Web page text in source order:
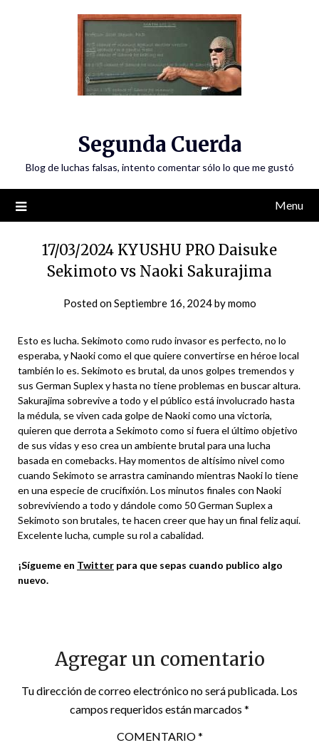
Segunda Cuerda
Blog de luchas falsas, intento comentar sólo lo que me gustó
Menu
17/03/2024 KYUSHU PRO Daisuke
Sekimoto vs Naoki Sakurajima
Posted onSeptiembre 16, 2024bymomo
Esto es lucha. Sekimoto como rudo invasor es perfecto, no lo
esperaba, y Naoki como el que quiere convertirse en héroe local
también lo es. Sekimoto es brutal, da unos golpes tremendos y
sus German Suplex y hasta no tiene problemas en buscar altura.
Sakurajima sobrevive a todo y el público está involucrado hasta
la médula, se viven cada golpe de Naoki como una victoria,
quieren que derrota a Sekimoto como si fuera el último objetivo
de sus vidas y eso crea un ambiente brutal para una lucha
basada en comebacks. Hay momentos de altísimo nivel como
cuando Sekimoto se arrastra caminando mientras Naoki lo tiene
en una especie de crucifixión. Los minutos finales con Naoki
sobreviviendo a todo y dándole como 50 German Suplex a
Sekimoto son brutales, te hacen creer que hay un final feliz aquí.
Excelente lucha, cumple su rol a cabalidad.
¡Sígueme en Twitter para que sepas cuando publico algo
nuevo.
Agregar un comentario
Tu dirección de correo electrónico no será publicada. Los
campos requeridos están marcados *
COMENTARIO*